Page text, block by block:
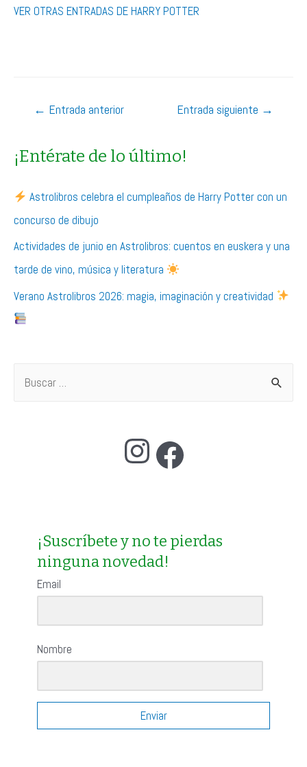
VER OTRAS ENTRADAS DE HARRY POTTER
Navegación
entradas
← Entrada anterior Entrada siguiente →
¡Entérate de lo último!
Astrolibros celebra el cumpleaños de Harry Potter con un
concurso de dibujo
Actividades de junio en Astrolibros: cuentos en euskera y una
tarde de vino, música y literatura
Verano Astrolibros 2026: magia, imaginación y creatividad
Instagram Facebook
¡Suscríbete y no te pierdas
ninguna novedad!
Email
Nombre
Enviar